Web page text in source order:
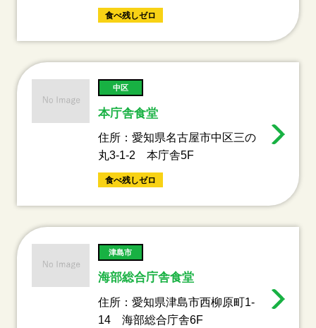
食べ残しゼロ
中区
本庁舎食堂
住所：愛知県名古屋市中区三の
丸3-1-2 本庁舎5F
食べ残しゼロ
津島市
海部総合庁舎食堂
住所：愛知県津島市西柳原町1-
14 海部総合庁舎6F